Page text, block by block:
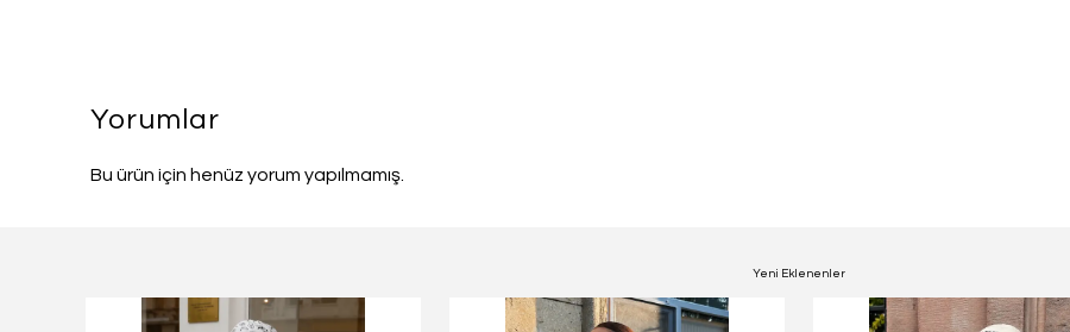
Yorumlar
Bu ürün için henüz yorum yapılmamış.
Yeni Eklenenler